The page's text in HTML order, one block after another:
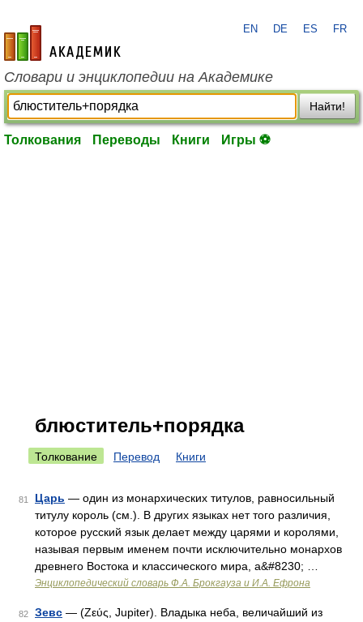
academic.ru
EN DE ES FR
Словари и энциклопедии на Академике
Найти!
Толкования Переводы Книги Игры ⚽
блюститель+порядка
Толкование Перевод Книги
81 Царь — один из монархических титулов, равносильный
титулу король (см.). В других языках нет того различия,
которое русский язык делает между царями и королями,
называя первым именем почти исключительно монархов
древнего Востока и классического мира, a&#8230; …
Энциклопедический словарь Ф.А. Брокгауза и И.А. Ефрона
82 Зевс — (Ζεύς, Jupiter). Владыка неба, величайший из